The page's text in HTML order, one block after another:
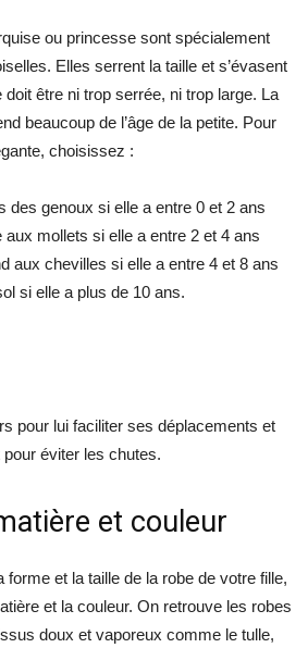
ou princesse sont spécialement
Elles serrent la taille et s’évasent
être ni trop serrée, ni trop large. La
beaucoup de l’âge de la petite. Pour
choisissez :
des genoux si elle a entre 0 et 2 ans
aux mollets si elle a entre 2 et 4 ans
aux chevilles si elle a entre 4 et 8 ans
si elle a plus de 10 ans.
pour lui faciliter ses déplacements et
éviter les chutes.
et couleur
et la taille de la robe de votre fille,
et la couleur. On retrouve les robes
doux et vaporeux comme le tulle,